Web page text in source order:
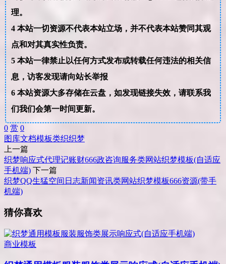
理。
4本站一切资源不代表本站立场，并不代表本站赞同其观
点和对其真实性负责。
5本站一律禁止以任何方式发布或转载任何违法的相关信
息，访客发现请向站长举报
6本站资源大多存储在云盘，如发现链接失效，请联系我
们我们会第一时间更新。
0 赏 0
图库文档模板类织织梦
上一篇
织梦响应式代理记账财666政咨询服务类网站织梦模板(自适应
手机端) 下一篇
织梦QQ生猛空间日志新闻资讯类网站织梦模板666资源(带手
机端)
猜你喜欢
商业模板